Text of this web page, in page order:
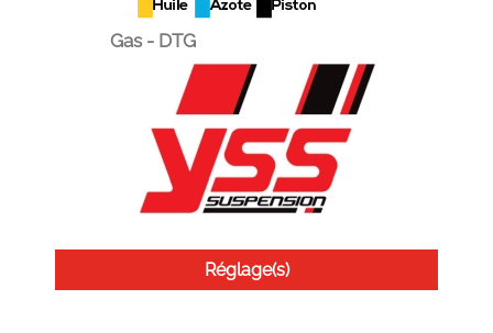
Gas - DTG
Réglage(s)